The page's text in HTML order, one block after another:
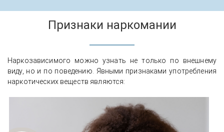
Признаки наркомании
Наркозависимого можно узнать не только по внешнему
виду, но и по поведению. Явными признаками употребления
наркотических веществ являются: